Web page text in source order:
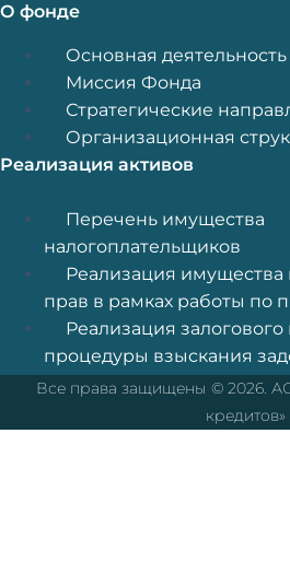
О фонде
Меню
Основная деятельность
Миссия Фонда
Стратегические
Организационная
Реализация активов
Меню
Перечень имущества
налогоплательщиков
Реализация
прав в рамках работы по
Реализация
процедуры взыскания
Все права защищены © 2026.
кредитов»